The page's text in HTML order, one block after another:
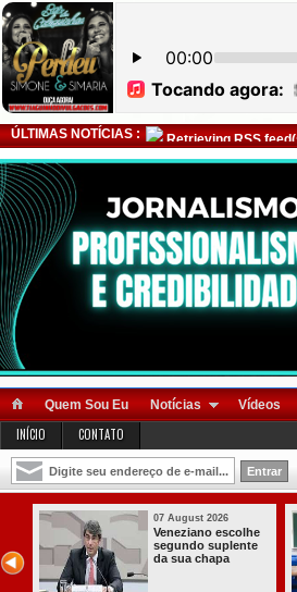
ÚLTIMAS NOTÍCIAS : Retrieving RSS
Quem Sou Eu Notícias Vídeos
INÍCIO CONTATO
07 August 2026
Paraíba alcança o
melhor Ideb da
história e consolida
avanço entre os
maiores do Brasil
07
com
s